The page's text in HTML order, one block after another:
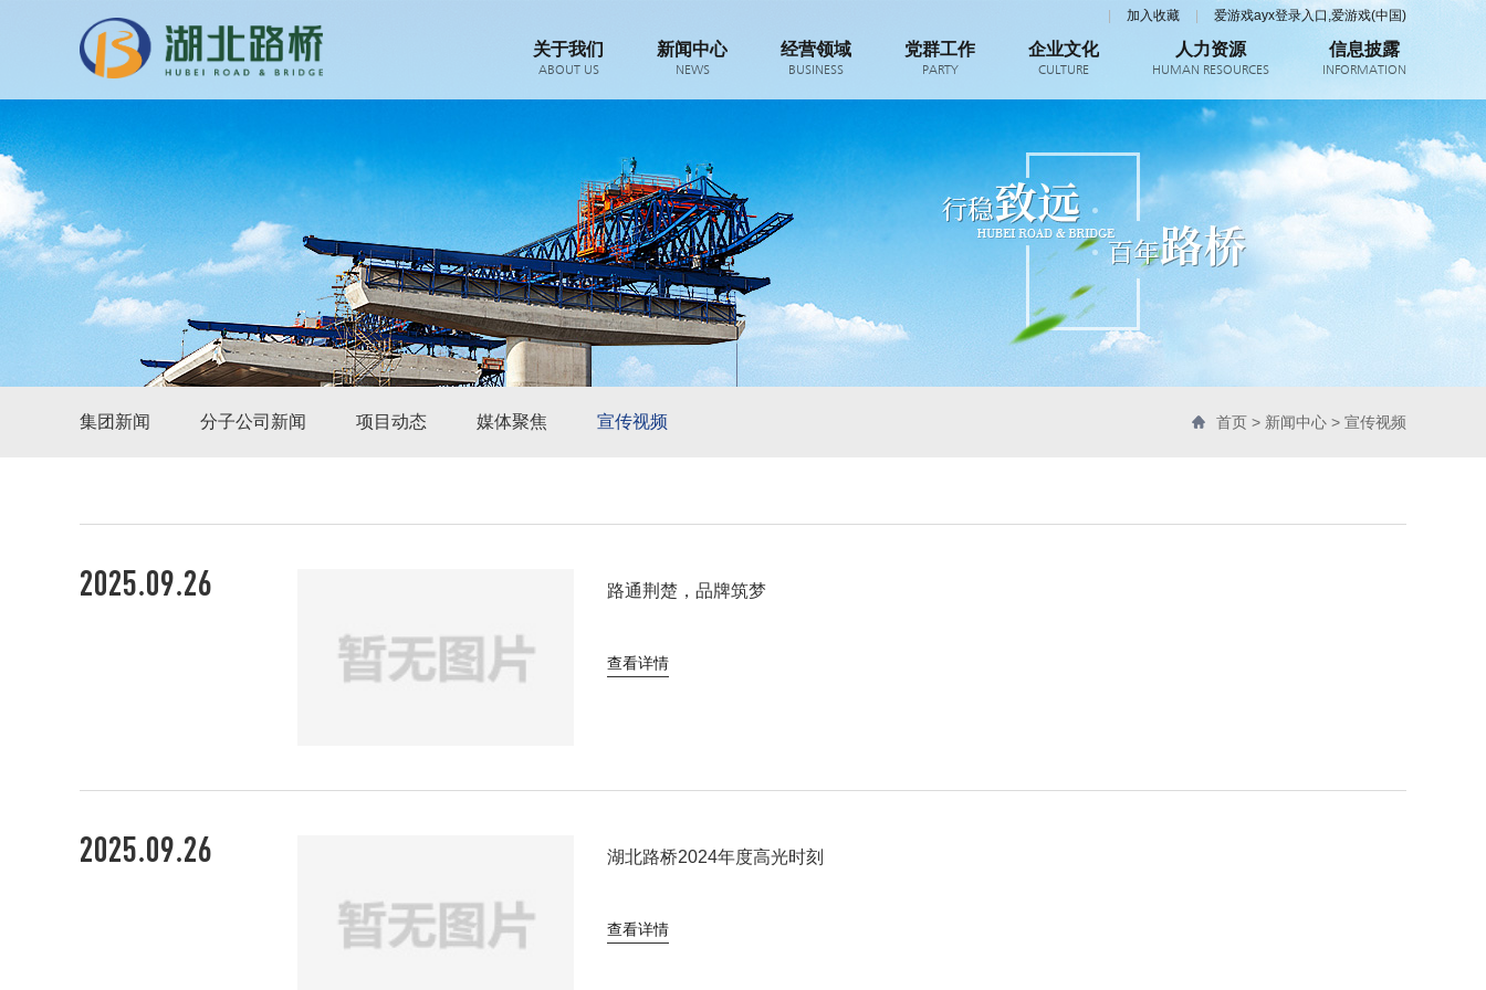
加入收藏 爱游戏ayx登录入口,爱游戏(中国)
关于我们
ABOUT US
新闻中心
NEWS
经营领域
BUSINESS
党群工作
PARTY
企业文化
CULTURE
人力资源
HUMAN RESOURCES
信息披露
INFORMATION
集团新闻 分子公司新闻 项目动态 媒体聚焦 宣传视频 首页 > 新闻中心 > 宣传视频
2025.09.26 路通荆楚，品牌筑梦
查看详情
2025.09.26 湖北路桥2024年度高光时刻
查看详情